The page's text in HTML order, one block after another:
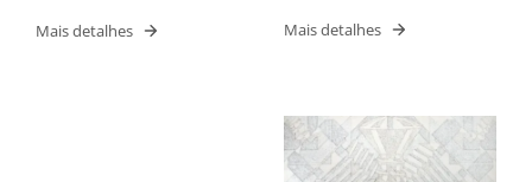
Mais detalhes Mais detalhes